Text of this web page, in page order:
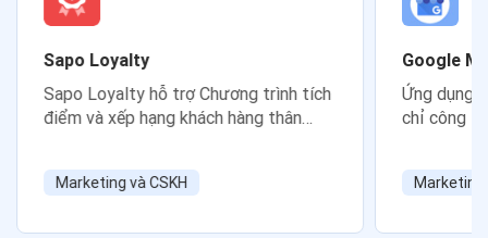
Sapo Loyalty
Sapo Loyalty hỗ trợ Chương trình tích
điểm và xếp hạng khách hàng thân
sự hài lòng của khách hàng.
Marketing và CSKH
Google
Ứng dụng
chỉ công
Map
Marketing